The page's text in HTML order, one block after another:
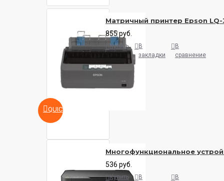
QUICKVIEW
Матричный принтер Epson LQ-
855 руб.
Купить
В
закладки
В
сравнение
Многофункциональное
536 руб.
Купить
В
В